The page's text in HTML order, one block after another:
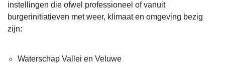
instellingen die ofwel professioneel of vanuit
burgerinitiatieven met weer, klimaat en omgeving bezig
zijn:
Waterschap Vallei en Veluwe